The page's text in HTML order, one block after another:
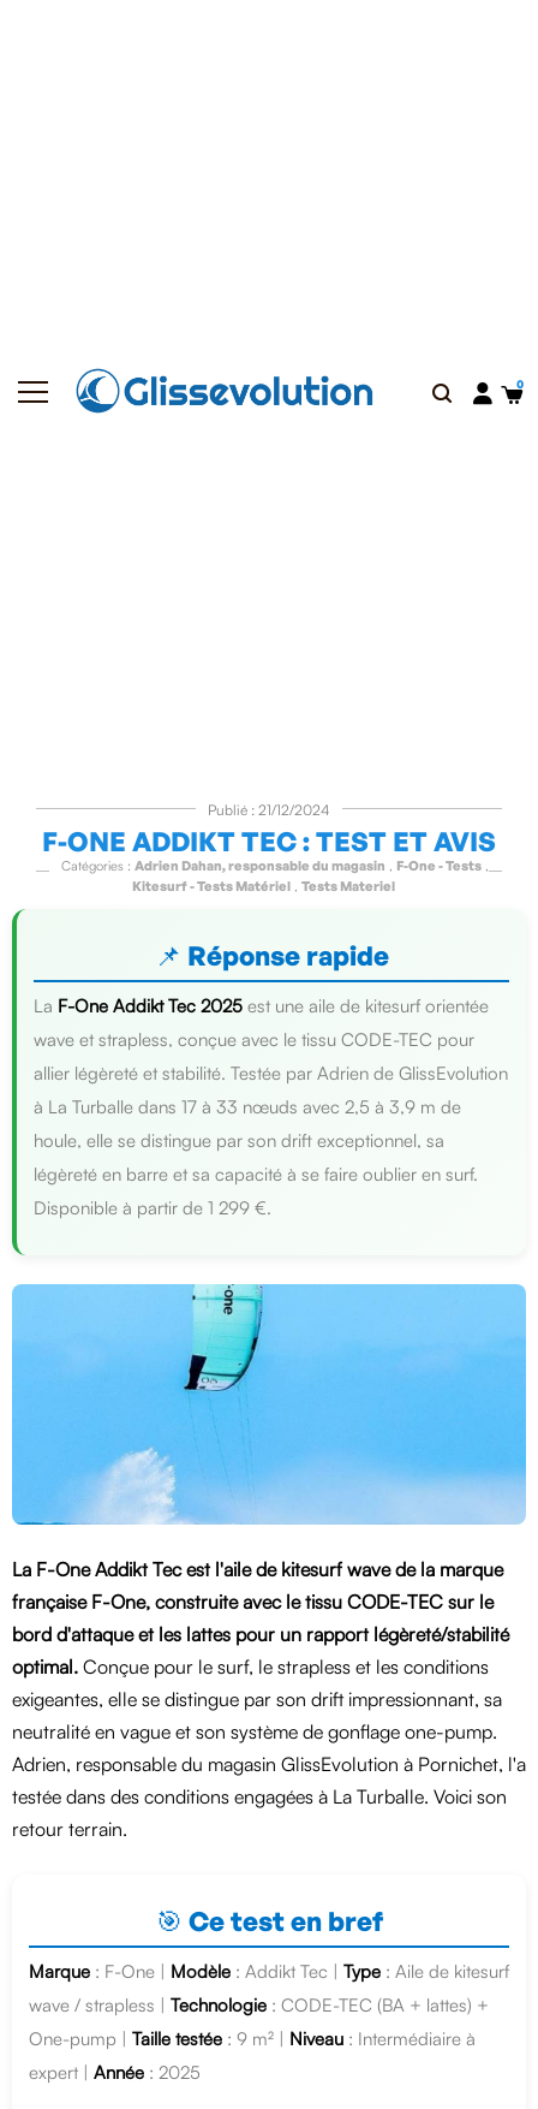
Publié : 21/12/2024
F-ONE ADDIKT TEC : TEST ET AVIS
Catégories : Adrien Dahan, responsable du magasin , F-One - Tests ,
Kitesurf - Tests Matériel, Tests Materiel
📌 Réponse rapide
La F-One Addikt Tec 2025 est une aile de kitesurf orientée
wave et strapless, conçue avec le tissu CODE-TEC pour
allier légèreté et stabilité. Testée par Adrien de GlissEvolution
à La Turballe dans 17 à 33 nœuds avec 2,5 à 3,9 m de
houle, elle se distingue par son drift exceptionnel, sa
légèreté en barre et sa capacité à se faire oublier en surf.
Disponible à partir de 1 299 €.
La F-One Addikt Tec est l'aile de kitesurf wave de la marque
française F-One, construite avec le tissu CODE-TEC sur le
bord d'attaque et les lattes pour un rapport légèreté/stabilité
optimal. Conçue pour le surf, le strapless et les conditions
exigeantes, elle se distingue par son drift impressionnant, sa
neutralité en vague et son système de gonflage one-pump.
Adrien, responsable du magasin GlissEvolution à Pornichet, l'a
testée dans des conditions engagées à La Turballe. Voici son
retour terrain.
🎯 Ce test en bref
Marque : F-One | Modèle : Addikt Tec | Type : Aile de kitesurf
wave / strapless | Technologie : CODE-TEC (BA + lattes) +
One-pump | Taille testée : 9 m² | Niveau : Intermédiaire à
expert | Année : 2025